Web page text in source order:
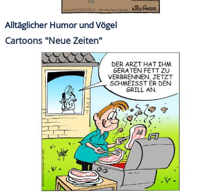
Alltäglicher Humor und Vögel
Cartoons "Neue Zeiten"